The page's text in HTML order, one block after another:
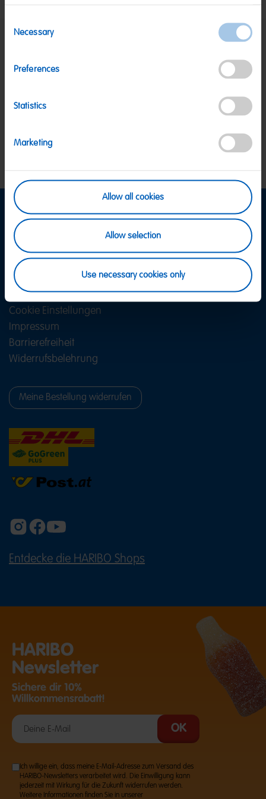
Selection
Necessary
Preferences
Statistics
Marketing
Allow all cookies
Allow selection
Use necessary cookies only
PayPal, Klarna Sofortüberweisung, Klarna
+49
Informationen
Versand & Zahlung
FAQ
AGB
Datenschutz
Cookie Einstellungen
Impressum
Barrierefreiheit
Widerrufsbelehrung
Meine Bestellung widerrufen
Entdecke die HARIBO Shops
HARIBO
Newsletter
Sichere dir 10%
Willkommensrabatt!
Ich willige ein, dass meine E-Mail-Adresse zum Versand des
HARIBO-Newsletters verarbeitet wird. Die Einwilligung kann
jederzeit mit Wirkung für die Zukunft widerrufen werden.
Weitere Informationen finden Sie in unserer